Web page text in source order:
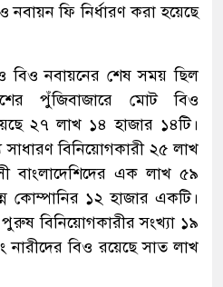
নবায়ন ফি নির্ধারণ করা হয়েছে
বিও নবায়নের শেষ সময় ছিল
পুঁজিবাজারে মোট বিও
২৭ লাখ ১৪ হাজার ১৪টি।
সাধারণ বিনিয়োগকারী ২৫ লাখ
বাংলাদেশিদের এক লাখ ৫৯
কোম্পানির ১২ হাজার একটি।
বিনিয়োগকারীর সংখ্যা ১৯
বিও রয়েছে সাত লাখ